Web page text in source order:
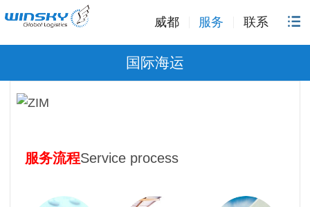
威都 服务 联系
国际海运
服务流程Service process